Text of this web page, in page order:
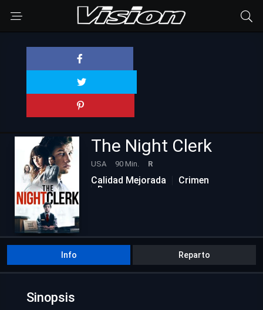
The Night Clerk
USA 90 Min. R
Calidad Mejorada
Crimen
Drama
Info Reparto
Sinopsis